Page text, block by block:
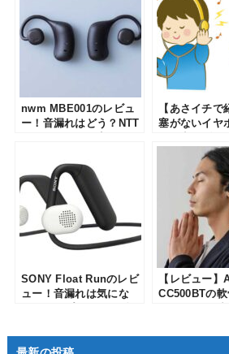
nwm MBE001のレビュ
ー！音漏れはどう？NTT
【あさイチで
塞がないイヤ
が楽しめます
SONY Float Runのレビ
ュー！音漏れは気にな
【レビュー】
CC500BTの